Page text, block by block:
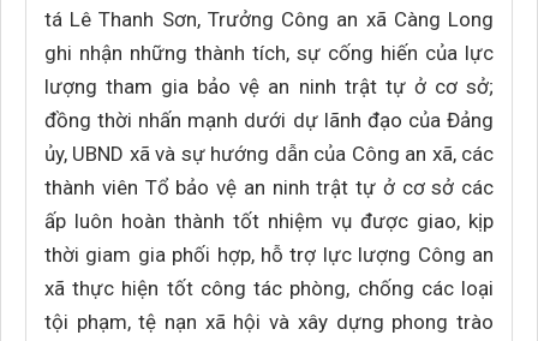
tá Lê Thanh Sơn, Trưởng Công an xã Càng Long
ghi nhận những thành tích, sự cống hiến của lực
lượng tham gia bảo vệ an ninh trật tự ở cơ sở;
đồng thời nhấn mạnh dưới dự lãnh đạo của Đảng
ủy, UBND xã và sự hướng dẫn của Công an xã, các
thành viên Tổ bảo vệ an ninh trật tự ở cơ sở các
ấp luôn hoàn thành tốt nhiệm vụ được giao, kịp
thời giam gia phối hợp, hỗ trợ lực lượng Công an
xã thực hiện tốt công tác phòng, chống các loại
tội phạm, tệ nạn xã hội và xây dựng phong trào